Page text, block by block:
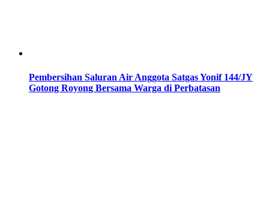
Pembersihan Saluran Air Anggota Satgas Yonif 144/JY
Gotong Royong Bersama Warga di Perbatasan